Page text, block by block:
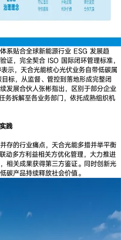
系贴合全球新能源行业 ESG 发展趋
证，完全契合 ISO 国际闭环管理标准，
示，天合光能核心光伏业务自带低碳属
标，从监督、管控到落地形成完整闭
发展合伙人张彬指出，区别于部分企业
拆解至各业务部门，依托成熟组织机
践
存的行业痛点，天合光能多措并举平衡
动多方利益相关方优化管理，大力推进
相关成果获得第三方鉴证。同时创新光
碳产品持续释放社会价值。